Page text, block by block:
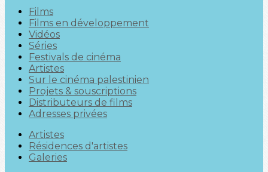
Films
Films en développement
Vidéos
Séries
Festivals de cinéma
Artistes
Sur le cinéma palestinien
Projets & souscriptions
Distributeurs de films
Adresses privées
Artistes
Résidences d'artistes
Galeries